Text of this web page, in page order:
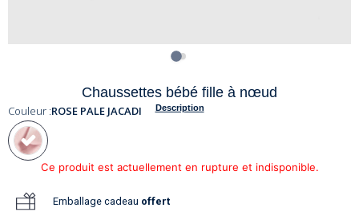
Chaussettes bébé fille à nœud
Description
Couleur :ROSE PALE JACADI
Ce produit est actuellement en rupture et indisponible.
Emballage cadeau offert